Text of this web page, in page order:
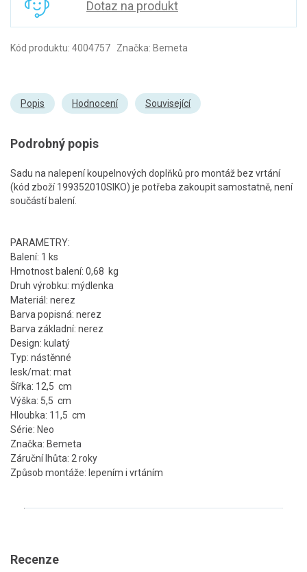
Dotaz na produkt
Kód produktu: 4004757 Značka: Bemeta
Popis Hodnocení Související
Podrobný popis
Sadu na nalepení koupelnových doplňků pro montáž bez vrtání
(kód zboží 199352010SIKO) je potřeba zakoupit samostatně, není
součástí balení.
PARAMETRY:
Balení: 1 ks
Hmotnost balení: 0,68 kg
Druh výrobku: mýdlenka
Materiál: nerez
Barva popisná: nerez
Barva základní: nerez
Design: kulatý
Typ: nástěnné
lesk/mat: mat
Šířka: 12,5 cm
Výška: 5,5 cm
Hloubka: 11,5 cm
Série: Neo
Značka: Bemeta
Záruční lhůta: 2 roky
Způsob montáže: lepením i vrtáním
Recenze